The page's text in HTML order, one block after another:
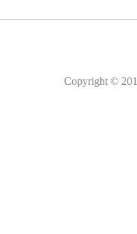
Copyright ©